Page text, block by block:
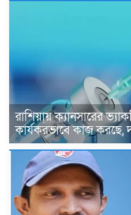
রাশিয়ায় ক্যানসারের
কার্যকরভাবে কাজ করছে,